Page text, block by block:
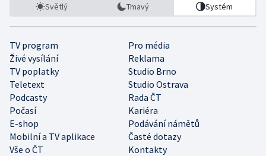
Světlý Tmavý Systém
TV program
Pro média
Živé vysílání
Reklama
TV poplatky
Studio Brno
Teletext
Studio Ostrava
Podcasty
Rada ČT
Počasí
Kariéra
E-shop
Podávání námětů
Mobilní a TV aplikace
Časté dotazy
Vše o ČT
Kontakty